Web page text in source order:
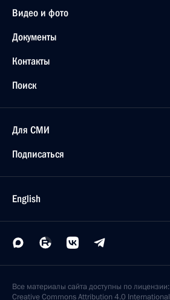
Видео и фото
Документы
Контакты
Поиск
Для СМИ
Подписаться
English
Все материалы сайта доступны по лицензии:
Creative Commons Attribution 4.0 International